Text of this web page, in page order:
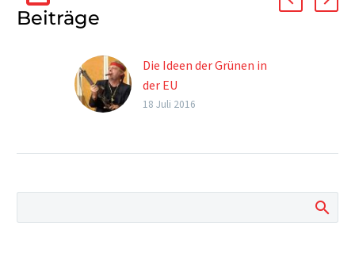
Beiträge
Die Ideen der Grünen in
der EU
Der Grüne Karl Öllinger
Ausgabe sind die
18 Juli 2016